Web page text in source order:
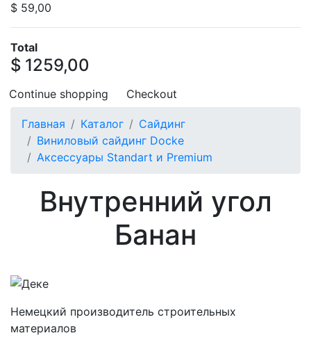
$ 59,00
Total
$ 1259,00
Continue shopping Checkout
Главная Каталог
Сайдинг
Виниловый сайдинг Docke
Аксессуары Standart и Premium
Внутренний угол
Банан
Немецкий производитель строительных
материалов